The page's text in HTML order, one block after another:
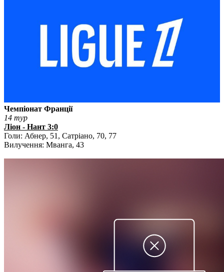
Чемпіонат Франції
14 тур
Ліон - Нант 3:0
Голи: Абнер, 51, Сатріано, 70, 77
Вилучення: Мванга, 43